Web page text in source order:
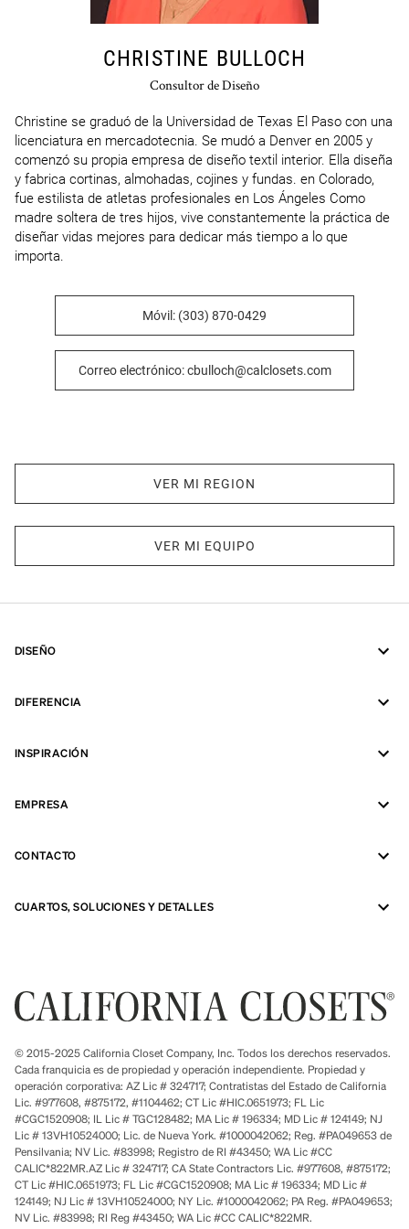
CHRISTINE BULLOCH
Consultor de Diseño
Christine se graduó de la Universidad de Texas El Paso con una
licenciatura en mercadotecnia. Se mudó a Denver en 2005 y
comenzó su propia empresa de diseño textil interior. Ella diseña
y fabrica cortinas, almohadas, cojines y fundas. en Colorado,
fue estilista de atletas profesionales en Los Ángeles Como
madre soltera de tres hijos, vive constantemente la práctica de
diseñar vidas mejores para dedicar más tiempo a lo que
importa.
Móvil: (303) 870-0429
Correo electrónico: cbulloch@calclosets.com
VER MI REGION
VER MI EQUIPO
DISEÑO
DIFERENCIA
INSPIRACIÓN
EMPRESA
CONTACTO
CUARTOS, SOLUCIONES Y DETALLES
© 2015-2025 California Closet Company, Inc. Todos los derechos reservados.
Cada franquicia es de propiedad y operación independiente. Propiedad y
operación corporativa: AZ Lic # 324717; Contratistas del Estado de California
Lic. #977608, #875172, #1104462; CT Lic #HIC.0651973; FL Lic
#CGC1520908; IL Lic # TGC128482; MA Lic # 196334; MD Lic # 124149; NJ
Lic # 13VH10524000; Lic. de Nueva York. #1000042062; Reg. #PA049653 de
Pensilvania; NV Lic. #83998; Registro de RI #43450; WA Lic #CC
CALIC*822MR.AZ Lic # 324717; CA State Contractors Lic. #977608, #875172;
CT Lic #HIC.0651973; FL Lic #CGC1520908; MA Lic # 196334; MD Lic #
124149; NJ Lic # 13VH10524000; NY Lic. #1000042062; PA Reg. #PA049653;
NV Lic. #83998; RI Reg #43450; WA Lic #CC CALIC*822MR.